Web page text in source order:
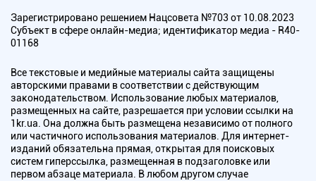
Зарегистрировано решением Нацсовета №703 от 10.08.2023
Субъект в сфере онлайн-медиа; идентификатор медиа - R40-
01168
Все текстовые и медийные материалы сайта защищены
авторскими правами в соответствии с действующим
законодательством. Использование любых материалов,
размещенных на сайте, разрешается при условии ссылки на
1kr.ua. Она должна быть размещена независимо от полного
или частичного использования материалов. Для интернет-
изданий обязательна прямая, открытая для поисковых
систем гиперссылка, размещенная в подзаголовке или
первом абзаце материала. В любом другом случае